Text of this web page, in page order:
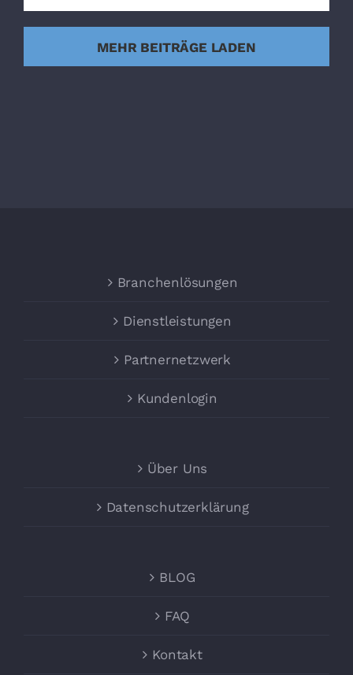
MEHR BEITRÄGE LADEN
Branchenlösungen
Dienstleistungen
Partnernetzwerk
Kundenlogin
Über Uns
Datenschutzerklärung
BLOG
FAQ
Kontakt